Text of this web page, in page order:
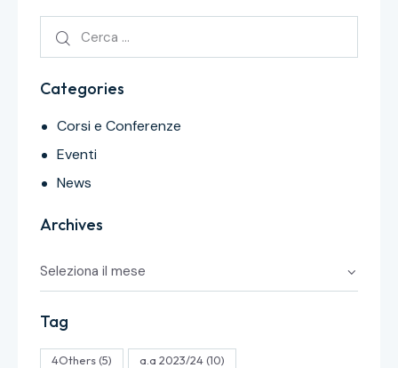
Categories
Corsi e Conferenze
Eventi
News
Archives
Tag
4Others(5) a.a 2023/24(10)